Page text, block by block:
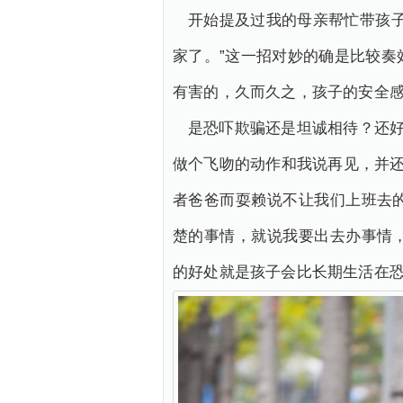
开始提及过我的母亲帮忙带孩
家了。”这一招对妙的确是比较
有害的，久而久之，孩子的安全
是恐吓欺骗还是坦诚相待？还
做个飞吻的动作和我说再见，并
者爸爸而耍赖说不让我们上班去
楚的事情，就说我要出去办事情
的好处就是孩子会比长期生活在